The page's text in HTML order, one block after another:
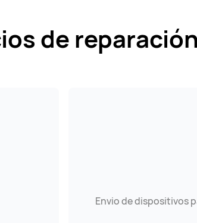
de
Envio de dispositivos